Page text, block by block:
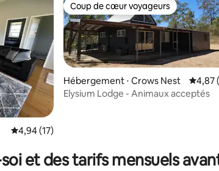
: 4,96 sur 5
Évaluation moyenne sur la base de 17
4,94 (17)
Coup de cœur voyageurs
Coup de cœur voyageurs
Hébergement ⋅ Crows Nest
4,87
Elysium Lodge - Animaux acceptés
et des tarifs mensuels